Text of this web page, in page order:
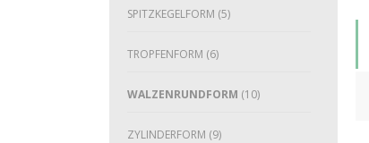
SPITZKEGELFORM (5)
TROPFENFORM (6)
WALZENRUNDFORM (10)
ZYLINDERFORM (9)